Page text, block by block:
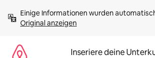
Inhalten
springenOriginal anzeigen
Inseriere deine